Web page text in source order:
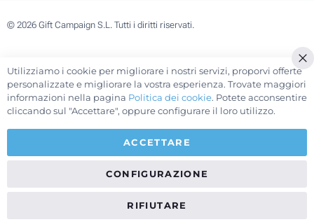
© 2026 Gift Campaign S.L. Tutti i diritti riservati.
Utilizziamo i cookie per migliorare i nostri servizi, proporvi offerte
personalizzate e migliorare la vostra esperienza. Trovate maggiori
informazioni nella pagina Politica dei cookie. Potete acconsentire
cliccando sul "Accettare", oppure configurare il loro utilizzo.
ACCETTARE
CONFIGURAZIONE
RIFIUTARE